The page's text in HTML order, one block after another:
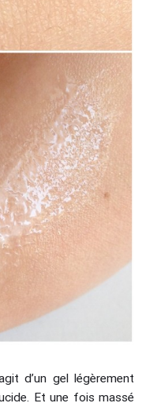
d’un gel légèrement
Et une fois massé